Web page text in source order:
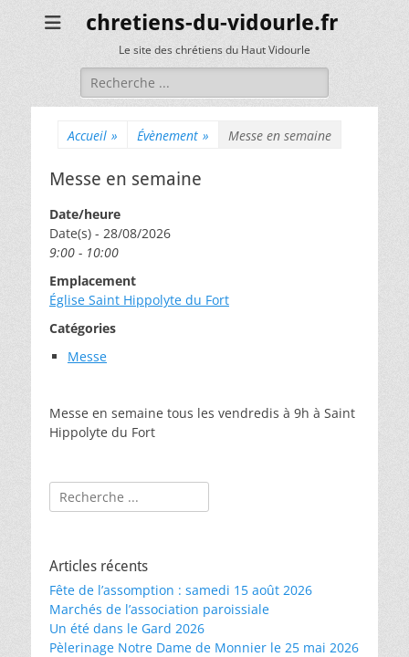
chretiens-du-vidourle.fr
Le site des chrétiens du Haut Vidourle
Rechercher :
Accueil » Évènement » Messe en semaine
Messe en semaine
Date/heure
Date(s) - 28/08/2026
9:00 - 10:00
Emplacement
Église Saint Hippolyte du Fort
Catégories
Messe
Messe en semaine tous les vendredis à 9h à Saint
Hippolyte du Fort
Rechercher :
Articles récents
Fête de l’assomption : samedi 15 août 2026
Marchés de l’association paroissiale
Un été dans le Gard 2026
Pèlerinage Notre Dame de Monnier le 25 mai 2026